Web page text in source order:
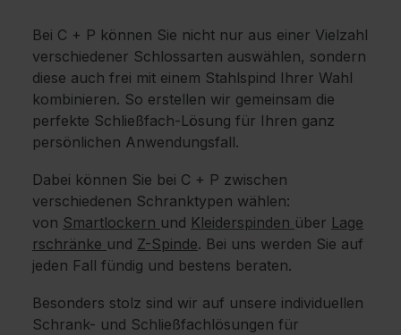
Bei C + P können Sie nicht nur aus einer Vielzahl
verschiedener Schlossarten auswählen, sondern
diese auch frei mit einem Stahlspind Ihrer Wahl
kombinieren. So erstellen wir gemeinsam die
perfekte Schließfach-Lösung für Ihren ganz
persönlichen Anwendungsfall.
Dabei können Sie bei C + P zwischen
verschiedenen Schranktypen wählen:
von Smartlockern und Kleiderspinden über Lage
rschränke und Z-Spinde. Bei uns werden Sie auf
jeden Fall fündig und bestens beraten.
Besonders stolz sind wir auf unsere individuellen
Schrank- und Schließfachlösungen für